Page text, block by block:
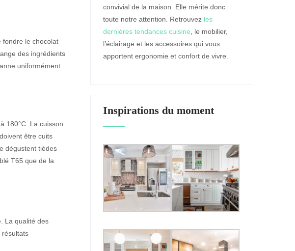
fondre le chocolat
des ingrédients
uniformément.
180°C. La cuisson
être cuits
dégustent tièdes
T65 que de la
La qualité des
résultats
convivial de la maison. Elle mérite donc
toute notre attention. Retrouvez les
dernières tendances cuisine , le mobilier,
l’éclairage et les accessoires qui vous
apportent ergonomie et confort de vivre.
Inspirations du moment